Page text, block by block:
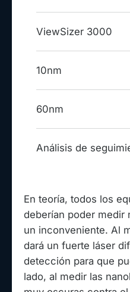
ViewSizer 3000
10nm
60nm
Análisis de
En teoría, todos los
deberían poder medir
un inconveniente. Al
dará un fuerte láser
detección para que
lado, al medir las